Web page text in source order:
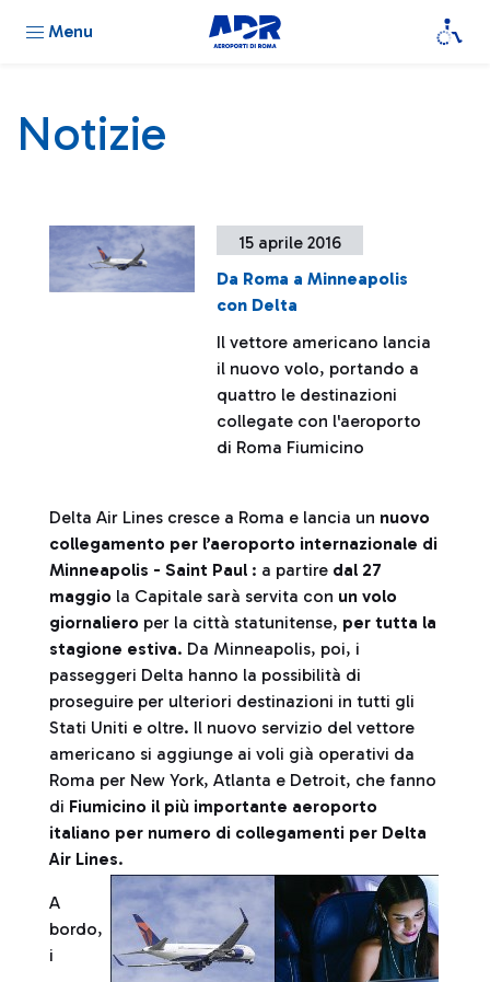
Menu
Notizie
15 aprile 2016
Da Roma a Minneapolis
con Delta
Il vettore americano lancia
il nuovo volo, portando a
quattro le destinazioni
collegate con l'aeroporto
di Roma Fiumicino
Delta Air Lines cresce a Roma e lancia un nuovo
collegamento per l’aeroporto internazionale di
Minneapolis - Saint Paul : a partire dal 27
maggio la Capitale sarà servita con un volo
giornaliero per la città statunitense, per tutta la
stagione estiva. Da Minneapolis, poi, i
passeggeri Delta hanno la possibilità di
proseguire per ulteriori destinazioni in tutti gli
Stati Uniti e oltre. Il nuovo servizio del vettore
americano si aggiunge ai voli già operativi da
Roma per New York, Atlanta e Detroit, che fanno
di Fiumicino il più importante aeroporto
italiano per numero di collegamenti per Delta
Air Lines.
A
bordo,
i